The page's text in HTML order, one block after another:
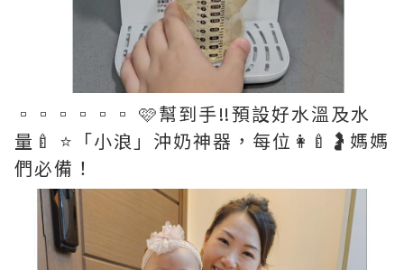
▫️▫️▫️▫️▫️▫️ 🩷幫到手‼️預設好水溫及水
量🍼 ⭐️「小浪」沖奶神器，每位👩‍🍼🤰媽媽
們必備！